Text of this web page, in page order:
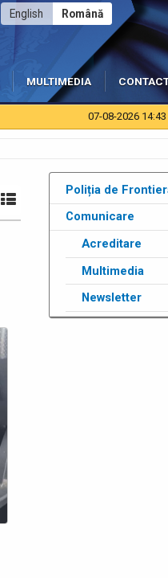
Română
English
MULTIMEDIA
60 minute timp
Poliția de
Comunicare
Acreditare
Multimedia
Newsletter